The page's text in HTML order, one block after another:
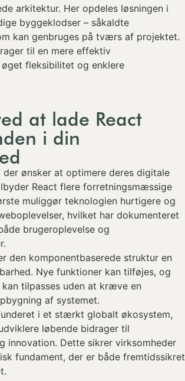
arkitektur. Her opdeles løsningen i
byggeklodser – såkaldte
kan genbruges på tværs af projektet.
til en mere effektiv
fleksibilitet og enklere
at lade React
i din
der ønsker at optimere deres digitale
React flere forretningsmæssige
muliggør teknologien hurtigere og
hvilket har dokumenteret
brugeroplevelse og
den komponentbaserede struktur en
Nye funktioner kan tilføjes, og
tilpasses uden at kræve en
af systemet.
i et stærkt globalt økosystem,
løbende bidrager til
innovation. Dette sikrer virksomheder
fundament, der er både fremtidssikret